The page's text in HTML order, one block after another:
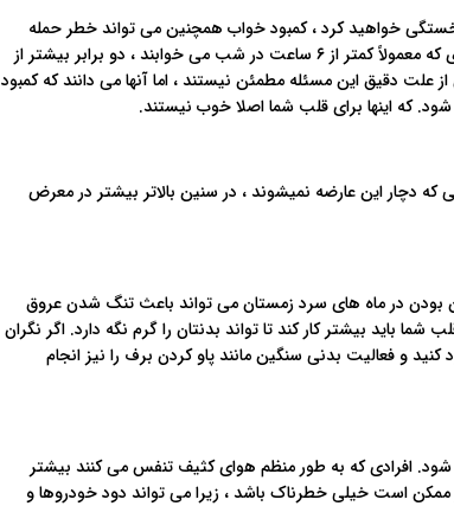
خواهید کرد ، کمبود خواب همچنین می تواند خطر حمله
قلبی را نیز افزایش دهد. در یک مطالعه ، محققان دریافتند افرادی که معمولاً کمتر از ۶ ساعت در شب می خوابند ، دو برابر بیشتر از
از علت دقیق این مسئله مطمئن نیستند ، اما آنها می دانند که کمبود
که اینها برای قلب شما اصلا خوب نیستند.
دچار این عارضه نمیشوند ، در سنین بالاتر بیشتر در معرض
در ماه های سرد زمستان می تواند باعث تنگ شدن عروق
باید بیشتر کار کند تا تواند بدنتان را گرم نگه دارد. اگر نگران
و فعالیت بدنی سنگین مانند پاو کردن برف را نیز انجام
افرادی که به طور منظم هوای کثیف تنفس می کنند بیشتر
است خیلی خطرناک باشد ، زیرا می تواند دود خودروها و